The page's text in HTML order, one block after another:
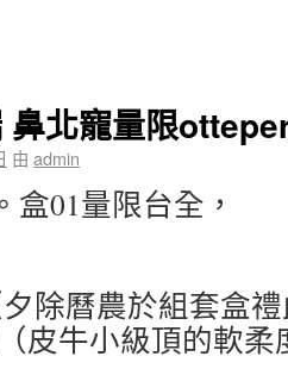
鼻北寵量限
由 admin
01量限台全，
夕除曆農於組套盒
皮牛小級頂的軟